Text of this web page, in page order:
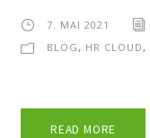
7. MAI 2021
BLOG , HR CLOUD ,
READ MORE